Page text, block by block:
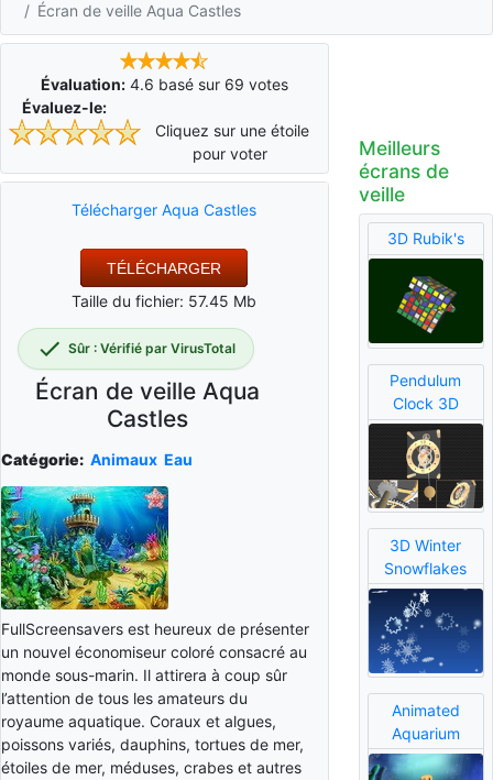
Écran de veille Aqua Castles
Évaluation: 4.6 basé sur 69 votes
Évaluez-le:
Cliquez sur une étoile
pour voter
Télécharger Aqua Castles
TÉLÉCHARGER
Taille du fichier: 57.45 Mb
Sûr : Vérifié par VirusTotal
Écran de veille Aqua
Castles
Catégorie: Animaux Eau
FullScreensavers est heureux de présenter
un nouvel économiseur coloré consacré au
monde sous-marin. Il attirera à coup sûr
l’attention de tous les amateurs du
royaume aquatique. Coraux et algues,
poissons variés, dauphins, tortues de mer,
étoiles de mer, méduses, crabes et autres
Meilleurs
écrans de
veille
3D Rubik's
Pendulum
Clock 3D
3D Winter
Snowflakes
Animated
Aquarium